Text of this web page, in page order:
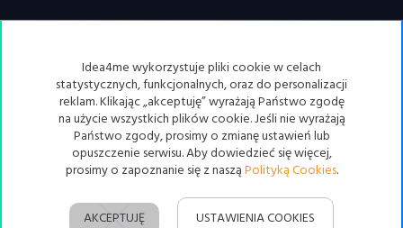
© 2020idea4me.pl- Wszelkie prawa zastrzeżone.
Idea4me wykorzystuje pliki cookie w celach
statystycznych, funkcjonalnych, oraz do personalizacji
reklam. Klikając „akceptuję” wyrażają Państwo zgodę
na użycie wszystkich plików cookie. Jeśli nie wyrażają
Państwo zgody, prosimy o zmianę ustawień lub
opuszczenie serwisu. Aby dowiedzieć się więcej,
prosimy o zapoznanie się z nasząPolityką Cookies.
AKCEPTUJĘ USTAWIENIA COOKIES